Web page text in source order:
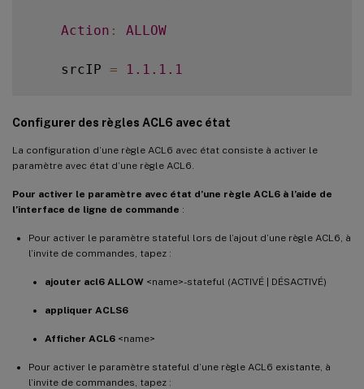
Action : ALLOW
    srcIP
= 1.1 .1 .1
srcMac:
TTL :
    Log Status
: DISABLED
Configurer des règles ACL6 avec état
La configuration d’une règle ACL6 avec état consiste à activer le
paramètre avec état d’une règle ACL6.
Pour activer le paramètre avec état d’une règle ACL6 à l’aide de
l’interface de ligne de commande :
Pour activer le paramètre stateful lors de l’ajout d’une règle ACL6, à
l’invite de commandes, tapez :
ajouter acl6 ALLOW <name>-stateful (ACTIVÉ | DÉSACTIVÉ)
appliquer ACLS6
Afficher ACL6 <name>
Pour activer le paramètre stateful d’une règle ACL6 existante, à
l’invite de commandes, tapez :